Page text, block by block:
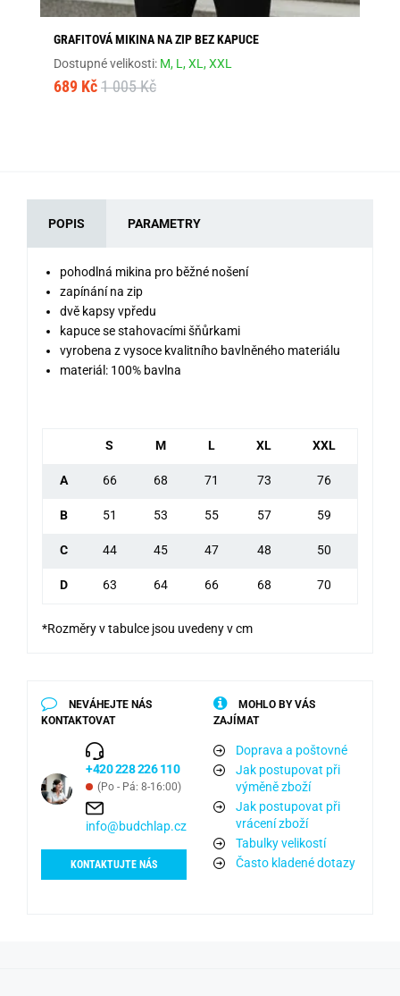
GRAFITOVÁ MIKINA NA ZIP BEZ KAPUCE
Dostupné velikosti: M, L,XL,XXL
689 Kč 1 005 Kč
POPIS PARAMETRY
pohodlná mikina pro běžné nošení
zapínání na zip
dvě kapsy vpředu
kapuce se stahovacími šňůrkami
vyrobena z vysoce kvalitního bavlněného materiálu
materiál: 100% bavlna
S M L XL XXL
A 66 68 71 73 76
B 51 53 55 57 59
C 44 45 47 48 50
D 63 64 66 68 70
*Rozměry v tabulce jsou uvedeny v cm
NEVÁHEJTE NÁS
KONTAKTOVAT
+420 228 226 110
(Po - Pá: 8-16:00)
info@budchlap.cz
KONTAKTUJTE NÁS
MOHLO BY VÁS
ZAJÍMAT
Doprava a poštovné
Jak postupovat při
výměně zboží
Jak postupovat při
vrácení zboží
Tabulky velikostí
Často kladené dotazy